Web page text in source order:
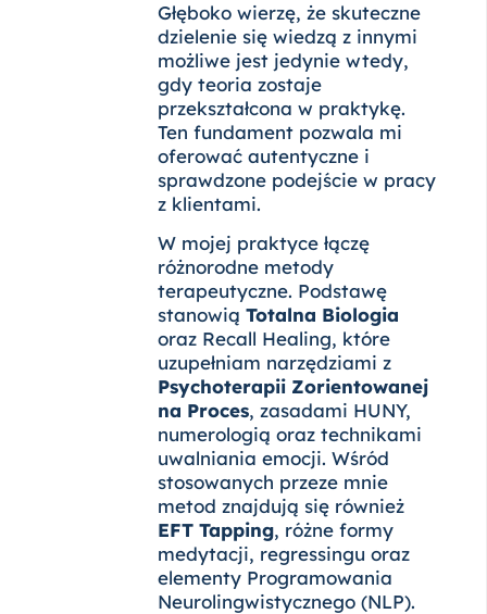
Głęboko wierzę, że skuteczne
dzielenie się wiedzą z innymi
możliwe jest jedynie wtedy,
gdy teoria zostaje
przekształcona w praktykę.
Ten fundament pozwala mi
oferować autentyczne i
sprawdzone podejście w pracy
z klientami.
W mojej praktyce łączę
różnorodne metody
terapeutyczne. Podstawę
stanowią Totalna Biologia
oraz Recall Healing, które
uzupełniam narzędziami z
Psychoterapii Zorientowanej
na Proces, zasadami HUNY,
numerologią oraz technikami
uwalniania emocji. Wśród
stosowanych przeze mnie
metod znajdują się również
EFT Tapping, różne formy
medytacji, regressingu oraz
elementy Programowania
Neurolingwistycznego (NLP).